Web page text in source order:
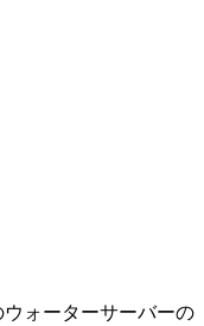
ォーターサーバーの